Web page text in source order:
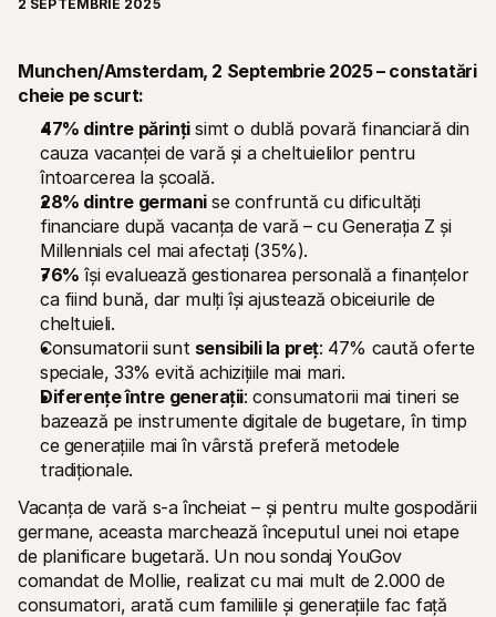
Resurse tehnice
Portal pentru dezvoltatori
Descoperiți resursele pentru dezvoltatori și actualizările
Biblioteci
Integrați Mollie cu biblioteci gata de utilizare
Comunitatea Discord
Alăturați-vă comunității noastre de dezvoltatori Citiți
Despre Mollie
Prețuri
Vezi prețurile noastre
Despre noi
Aflați mai multe despre povestea și
valorile noastre
Știri
Citiți cele mai recente știri Mollie
Cariere
Vino să lucrezi cu noi - angajăm!
ajuta
noștri
Contactați
Pentru cumpărători
Aflați de ce Mollie apare pe extrasul dvs. bancar
Pentru clienții Mollie
Contactați echipa noastră de suport pentru clienți
Contactați echipa de vânzări
Descoperiți cum vă putem ajuta afacerea
2 SEPTEMBRIE 2025
Munchen/Amsterdam, 2 Septembrie 2025 – constatări
cheie pe scurt:
47% dintre părinți simt o dublă povară financiară din
cauza vacanței de vară și a cheltuielilor pentru
întoarcerea la școală.
28% dintre germani se confruntă cu dificultăți
financiare după vacanța de vară – cu Generația Z și
Millennials cel mai afectați (35%).
76% își evaluează gestionarea personală a finanțelor
ca fiind bună, dar mulți își ajustează obiceiurile de
cheltuieli.
Consumatorii sunt sensibili la preț: 47% caută oferte
speciale, 33% evită achizițiile mai mari.
Diferențe între generații: consumatorii mai tineri se
bazează pe instrumente digitale de bugetare, în timp
ce generațiile mai în vârstă preferă metodele
tradiționale.
Vacanța de vară s-a încheiat – și pentru multe gospodării
germane, aceasta marchează începutul unei noi etape
de planificare bugetară. Un nou sondaj YouGov
comandat de Mollie, realizat cu mai mult de 2.000 de
consumatori, arată cum familiile și generațiile fac față